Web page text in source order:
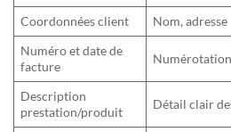
Coordonnées client
Nom, adresse
Numéro et date de
facture
Numérotation
Description
prestation/produit
Détail clair